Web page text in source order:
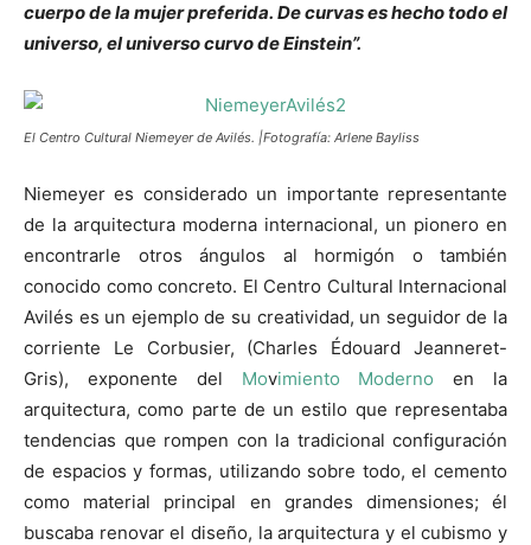
cuerpo de la mujer preferida. De curvas es hecho todo el
universo, el universo curvo de Einstein”.
El Centro Cultural Niemeyer de Avilés. |Fotografía: Arlene Bayliss
Niemeyer es considerado un importante representante
de la arquitectura moderna internacional, un pionero en
encontrarle otros ángulos al hormigón o también
conocido como concreto. El Centro Cultural Internacional
Avilés es un ejemplo de su creatividad, un seguidor de la
corriente Le Corbusier, (Charles Édouard Jeanneret-
Gris), exponente del Movimiento Moderno en la
arquitectura, como parte de un estilo que representaba
tendencias que rompen con la tradicional configuración
de espacios y formas, utilizando sobre todo, el cemento
como material principal en grandes dimensiones; él
buscaba renovar el diseño, la arquitectura y el cubismo y